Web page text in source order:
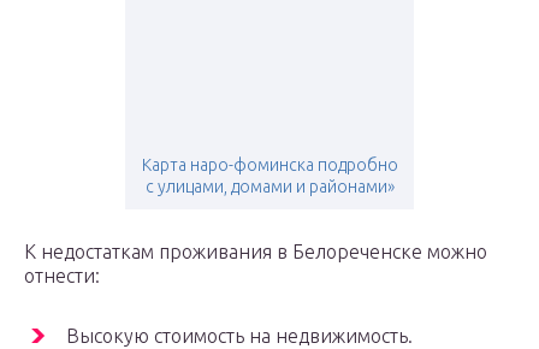
Карта наро-фоминска подробно
с улицами, домами и районами»
К недостаткам проживания в Белореченске можно
отнести:
Высокую стоимость на недвижимость.